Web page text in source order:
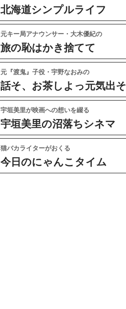
北海道シンプルライフ
元キー局アナウンサー・大木優紀の
旅の恥はかき捨てて
元『渡鬼』子役・宇野なおみの
話そ、お茶しよっ元気出そ
宇垣美里が映画への想いを綴る
宇垣美里の沼落ちシネマ
猫バカライターがおくる
今日のにゃんこタイム